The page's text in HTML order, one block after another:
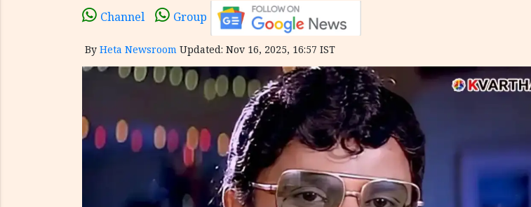
Channel Group
By Heta Newsroom Updated: Nov 16, 2025, 16:57 IST